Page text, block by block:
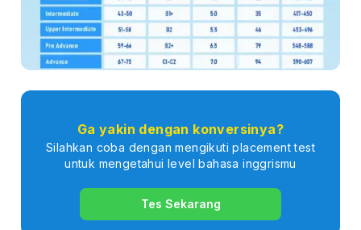
Ga yakin dengan konversinya?
Silahkan coba dengan mengikuti placement test
untuk mengetahui level bahasa inggrismu
Tes Sekarang